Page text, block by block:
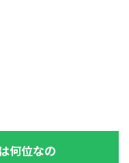
何位なの